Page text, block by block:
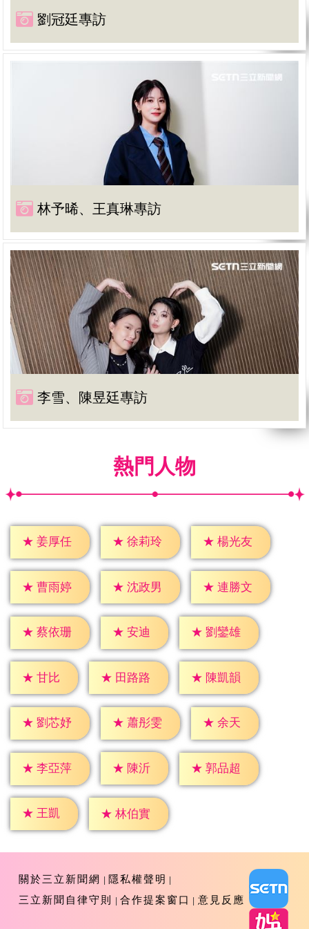
劉冠廷專訪
林予晞、王真琳專訪
李雪、陳昱廷專訪
熱門人物
★ 姜厚任 ★ 徐莉玲 ★ 楊光友
★ 曹雨婷 ★ 沈政男 ★ 連勝文
★ 蔡依珊 ★ 安迪 ★ 劉鑾雄
★ 甘比 ★ 田路路 ★ 陳凱韻
★ 劉芯妤 ★ 蕭彤雯 ★ 余天
★ 李亞萍 ★ 陳沂 ★ 郭品超
★ 王凱 ★ 林伯實
關於三立新聞網
隱私權聲明
三立新聞自律守則
合作提案窗口 意見反應